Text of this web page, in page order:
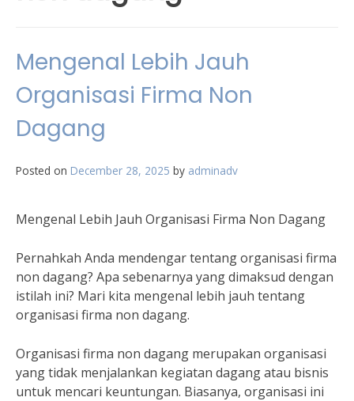
Mengenal Lebih Jauh
Organisasi Firma Non
Dagang
Posted on December 28, 2025 by adminadv
Mengenal Lebih Jauh Organisasi Firma Non Dagang
Pernahkah Anda mendengar tentang organisasi firma
non dagang? Apa sebenarnya yang dimaksud dengan
istilah ini? Mari kita mengenal lebih jauh tentang
organisasi firma non dagang.
Organisasi firma non dagang merupakan organisasi
yang tidak menjalankan kegiatan dagang atau bisnis
untuk mencari keuntungan. Biasanya, organisasi ini